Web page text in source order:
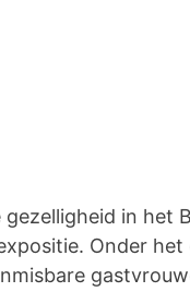
in het
Onder